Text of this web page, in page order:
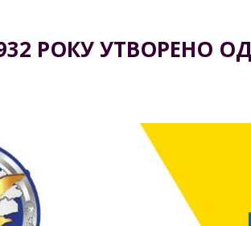
РОКУ УТВОРЕНО